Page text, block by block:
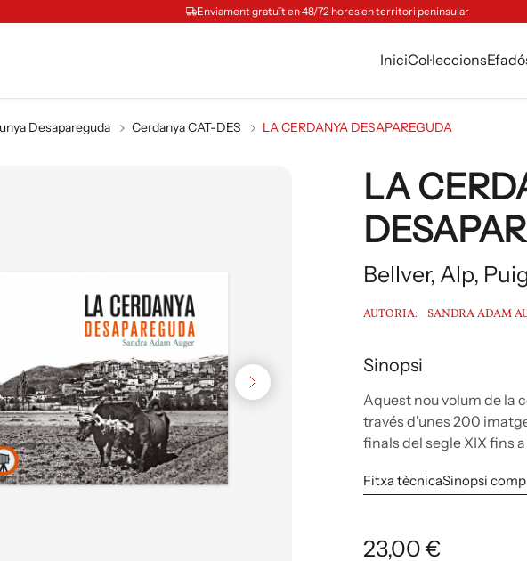
Enviament gratuït en 48/72 hores en territori peninsular
IniciCol·leccions
Desapareguda Cerdanya CAT-DES LA CERDANYA DESAPAREGUDA
LA
Bellver, Alp,
AUTORIA: SANDRA ADAM
Sinopsi
Aquest nou volum de la
través d'unes 200
finals del segle XIX fins
Fitxa tècnicaSinopsi
23,00 €